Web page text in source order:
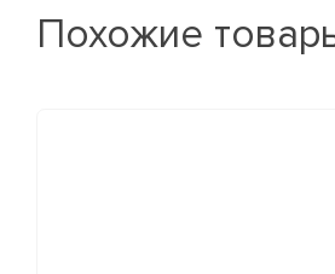
Похожие